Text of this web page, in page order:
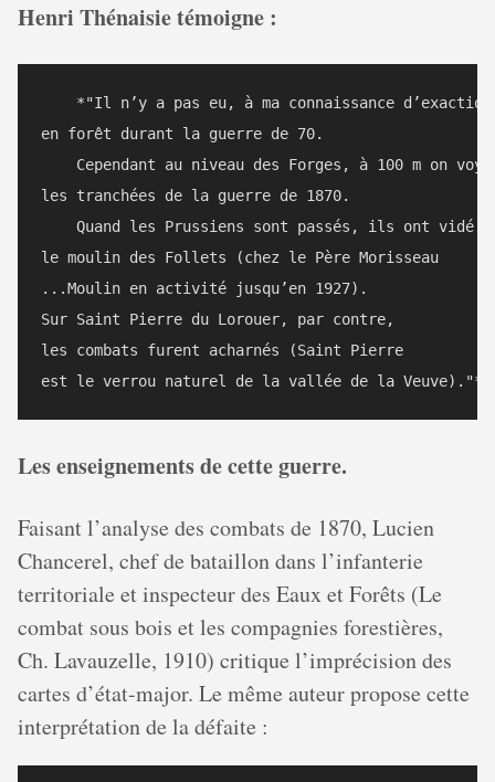
Henri Thénaisie témoigne :
*"Il n’y a pas eu, à ma connaissance
en forêt durant la guerre de 70.
Cependant au niveau des Forges, à 100 m on
les tranchées de la guerre de 1870.
    Quand les Prussiens sont passés, ils ont vidé
le moulin des Follets (chez le Père Morisseau
...Moulin en activité jusqu’en 1927).
Sur Saint Pierre du Lorouer, par contre,
les combats furent acharnés (Saint Pierre
Les enseignements de cette guerre.
Faisant l’analyse des combats de 1870, Lucien
Chancerel, chef de bataillon dans l’infanterie
territoriale et inspecteur des Eaux et Forêts (Le
combat sous bois et les compagnies forestières,
Ch. Lavauzelle, 1910) critique l’imprécision des
cartes d’état-major. Le même auteur propose cette
interprétation de la défaite :